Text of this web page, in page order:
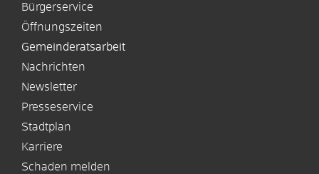
Bürgerservice
Öffnungszeiten
Gemeinderatsarbeit
Nachrichten
Newsletter
Presseservice
Stadtplan
Karriere
Schaden melden